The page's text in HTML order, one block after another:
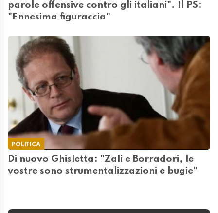
parole offensive contro gli italiani". Il PS:
"Ennesima figuraccia"
POLITICA
Di nuovo Ghisletta: "Zali e Borradori, le
vostre sono strumentalizzazioni e bugie"